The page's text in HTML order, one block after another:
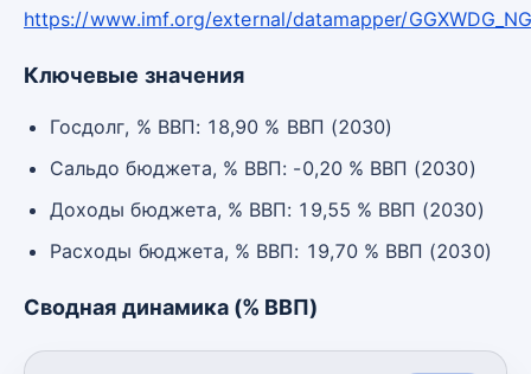
https://www.imf.org/external/datamapper/
Ключевые значения
Госдолг, % ВВП: 18,90 % ВВП (2030)
Сальдо бюджета, % ВВП: -0,20 % ВВП (2030)
Доходы бюджета, % ВВП: 19,55 % ВВП (2030)
Расходы бюджета, % ВВП: 19,70 % ВВП (2030)
Сводная динамика (% ВВП)